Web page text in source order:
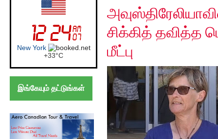
London
+24°C
இங்கேயும் தட்டுங்கள்
சிக்கித் தவித்த
மீட்பு